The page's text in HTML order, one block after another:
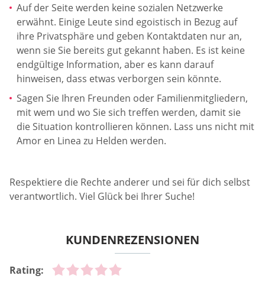
Auf der Seite werden keine sozialen Netzwerke
erwähnt. Einige Leute sind egoistisch in Bezug auf
ihre Privatsphäre und geben Kontaktdaten nur an,
wenn sie Sie bereits gut gekannt haben. Es ist keine
endgültige Information, aber es kann darauf
hinweisen, dass etwas verborgen sein könnte.
Sagen Sie Ihren Freunden oder Familienmitgliedern,
mit wem und wo Sie sich treffen werden, damit sie
die Situation kontrollieren können. Lass uns nicht mit
Amor en Linea zu Helden werden.
Respektiere die Rechte anderer und sei für dich selbst
verantwortlich. Viel Glück bei Ihrer Suche!
KUNDENREZENSIONEN
Rating: